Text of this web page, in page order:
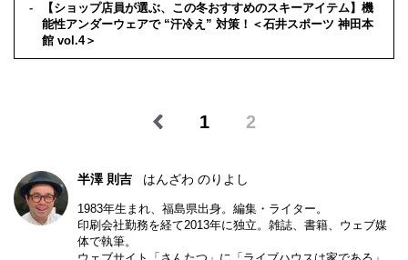
【ショップ店員が選ぶ、この冬おすすめのスキーアイテム】機
能性アンダーウェアで “汗冷え” 対策！＜石井スポーツ 神田本
館 vol.4＞
1 2
半澤 則吉 はんざわ のりよし
1983年生まれ、福島県出身。編集・ライター。
印刷会社勤務を経て2013年に独立。雑誌、書籍、ウェブ媒
体で執筆。